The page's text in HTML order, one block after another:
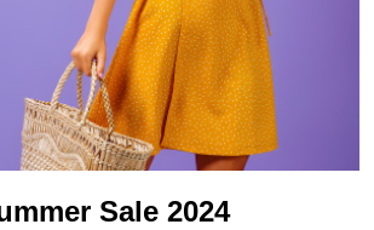
Sale 2024